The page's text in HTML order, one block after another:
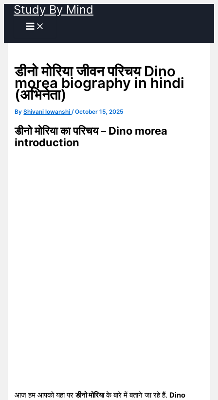
Skip
content
Study By Mind
डीनो मोरिया जीवन परिचय Dino
morea biography in hindi
(अभिनेता)
ByShivani lowanshi/October 15, 2025
डीनो मोरिया का परिचय – Dino morea
introduction
आज हम आपको यहां परडीनो मोरियाके बारे में बताने जा रहे हैं. Dino